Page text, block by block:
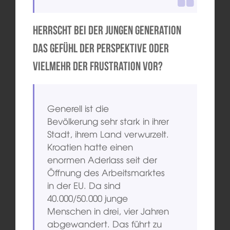
Herrscht bei der jungen Generation
das Gefühl der Perspektive oder
vielmehr der Frustration vor?
Generell ist die
Bevölkerung sehr stark in ihrer
Stadt, ihrem Land verwurzelt.
Kroatien hatte einen
enormen Aderlass seit der
Öffnung des Arbeitsmarktes
in der EU. Da sind
40.000/50.000 junge
Menschen in drei, vier Jahren
abgewandert. Das führt zu